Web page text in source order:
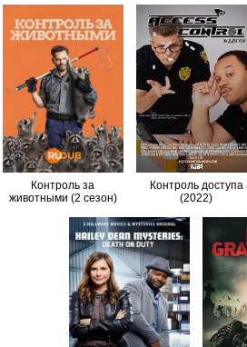
Контроль за
животными (2 сезон)
Контроль доступа
(2022)